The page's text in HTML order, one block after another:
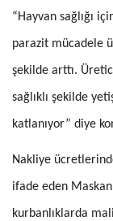
“Hayvan sağlığı
parazit mücadele
şekilde arttı.
sağlıklı şekilde
katlanıyor” diye
Nakliye
ifade eden
kurbanlıklarda